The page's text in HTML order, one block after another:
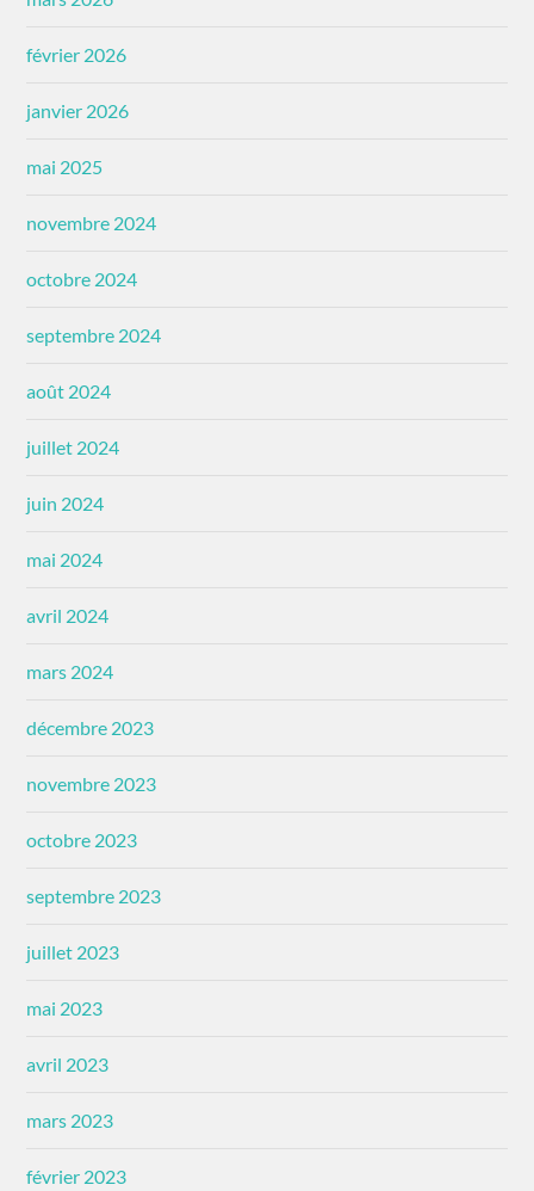
février 2026
janvier 2026
mai 2025
novembre 2024
octobre 2024
septembre 2024
août 2024
juillet 2024
juin 2024
mai 2024
avril 2024
mars 2024
décembre 2023
novembre 2023
octobre 2023
septembre 2023
juillet 2023
mai 2023
avril 2023
mars 2023
février 2023